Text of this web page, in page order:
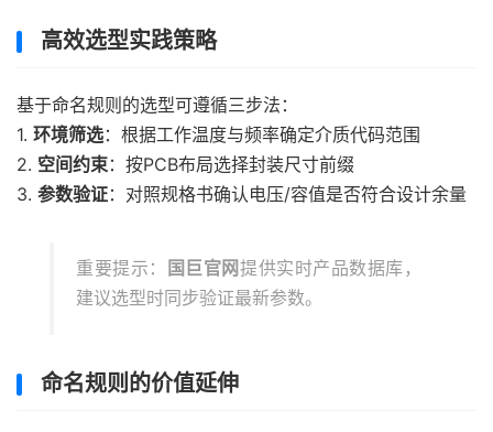
高效选型实践策略
基于命名规则的选型可遵循三步法：
1. 环境筛选：根据工作温度与频率确定介质代码范围
2. 空间约束：按PCB布局选择封装尺寸前缀
3. 参数验证：对照规格书确认电压/容值是否符合设计余量
重要提示： 国巨官网提供实时产品数据库，
建议选型时同步验证最新参数。
命名规则的价值延伸